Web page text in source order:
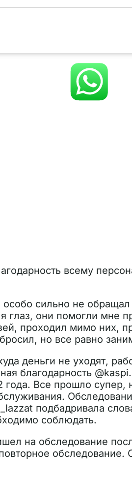
всему
сильно не
глаз, они помогли мне
проходил мимо них,
но все равно
деньги не уходят,
благодарность
Все прошло
подбадривала
соблюдать.
на обследование